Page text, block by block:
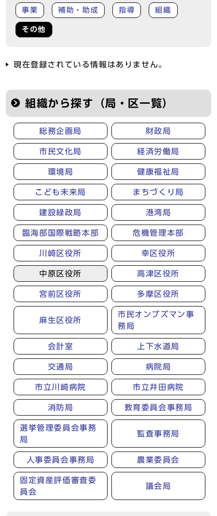
事業 補助・助成 指導 組織
その他
現在登録されている情報はありません。
組織から探す（局・区一覧）
総務企画局 財政局
市民文化局 経済労働局
環境局 健康福祉局
こども未来局 まちづくり局
建設緑政局 港湾局
臨海部国際戦略本部 危機管理本部
川崎区役所 幸区役所
中原区役所 高津区役所
宮前区役所 多摩区役所
麻生区役所
市民オンブズマン事
務局
会計室 上下水道局
交通局 病院局
市立川崎病院 市立井田病院
消防局 教育委員会事務局
選挙管理委員会事務
局
監査事務局
人事委員会事務局 農業委員会
固定資産評価審査委
員会
議会局